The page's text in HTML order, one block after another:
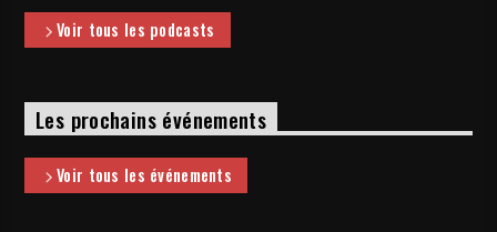
Voir tous les podcasts
Les prochains événements
Voir tous les événements